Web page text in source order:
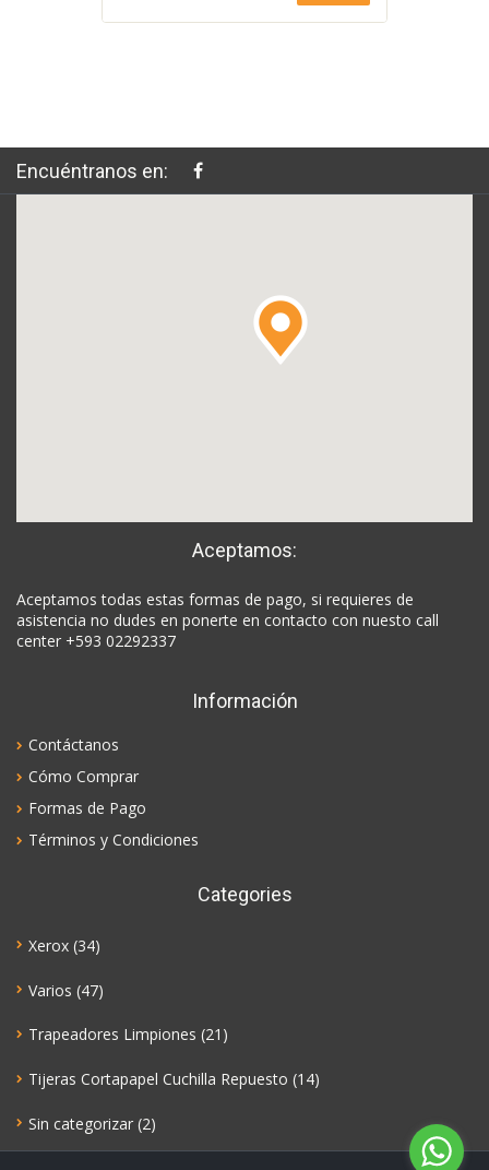
Encuéntranos en:
Aceptamos:
Aceptamos todas estas formas de pago, si requieres de
asistencia no dudes en ponerte en contacto con nuesto call
center +593 02292337
Información
Contáctanos
Cómo Comprar
Formas de Pago
Términos y Condiciones
Categories
Xerox (34)
Varios (47)
Trapeadores Limpiones (21)
Tijeras Cortapapel Cuchilla Repuesto (14)
Sin categorizar (2)